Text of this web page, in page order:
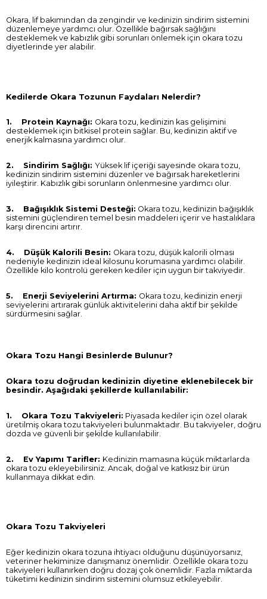
Okara, lif bakımından da zengindir ve kedinizin sindirim sistemini
düzenlemeye yardımcı olur. Özellikle bağırsak sağlığını
desteklemek ve kabızlık gibi sorunları önlemek için okara tozu
diyetlerinde yer alabilir.
Kedilerde Okara Tozunun Faydaları Nelerdir?
1. Protein Kaynağı: Okara tozu, kedinizin kas gelişimini
desteklemek için bitkisel protein sağlar. Bu, kedinizin aktif ve
enerjik kalmasına yardımcı olur.
2. Sindirim Sağlığı: Yüksek lif içeriği sayesinde okara tozu,
kedinizin sindirim sistemini düzenler ve bağırsak hareketlerini
iyileştirir. Kabızlık gibi sorunların önlenmesine yardımcı olur.
3. Bağışıklık Sistemi Desteği: Okara tozu, kedinizin bağışıklık
sistemini güçlendiren temel besin maddeleri içerir ve hastalıklara
karşı direncini artırır.
4. Düşük Kalorili Besin: Okara tozu, düşük kalorili olması
nedeniyle kedinizin ideal kilosunu korumasına yardımcı olabilir.
Özellikle kilo kontrolü gereken kediler için uygun bir takviyedir.
5. Enerji Seviyelerini Artırma: Okara tozu, kedinizin enerji
seviyelerini artırarak günlük aktivitelerini daha aktif bir şekilde
sürdürmesini sağlar.
Okara Tozu Hangi Besinlerde Bulunur?
Okara tozu doğrudan kedinizin diyetine eklenebilecek bir
besindir. Aşağıdaki şekillerde kullanılabilir:
1. Okara Tozu Takviyeleri: Piyasada kediler için özel olarak
üretilmiş okara tozu takviyeleri bulunmaktadır. Bu takviyeler, doğru
dozda ve güvenli bir şekilde kullanılabilir.
2. Ev Yapımı Tarifler: Kedinizin mamasına küçük miktarlarda
okara tozu ekleyebilirsiniz. Ancak, doğal ve katkısız bir ürün
kullanmaya dikkat edin.
Okara Tozu Takviyeleri
Eğer kedinizin okara tozuna ihtiyacı olduğunu düşünüyorsanız,
veteriner hekiminize danışmanız önemlidir. Özellikle okara tozu
takviyeleri kullanırken doğru dozaj çok önemlidir. Fazla miktarda
tüketimi kedinizin sindirim sistemini olumsuz etkileyebilir.